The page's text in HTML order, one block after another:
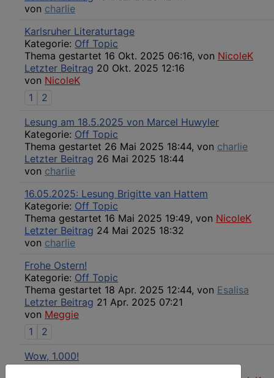
von charlie
Karlsruher Literaturtage
Kategorie: Off Topic
Thema gestartet 16 Okt. 2025 06:16, von NicoleK
Letzter Beitrag 20 Okt. 2025 12:16
von NicoleK
1
2
Lesung am 18.5.2025 von Marcel Huwyler
Kategorie: Off Topic
Thema gestartet 26 Mai 2025 18:44, von charlie
Letzter Beitrag 26 Mai 2025 18:44
von charlie
16.05.2025: Lesung Brigitte van Hattem
Kategorie: Off Topic
Thema gestartet 16 Mai 2025 19:49, von NicoleK
Letzter Beitrag 24 Mai 2025 18:32
von charlie
Frohe Ostern!
Kategorie: Off Topic
Thema gestartet 18 Apr. 2025 12:44, von Esalisa
Letzter Beitrag 21 Apr. 2025 07:21
von Meggie
1
2
Wow, 1.000!
Kategorie:Off Topic